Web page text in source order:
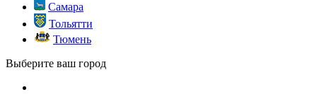
Самара
Тольятти
Тюмень
Выберите ваш город